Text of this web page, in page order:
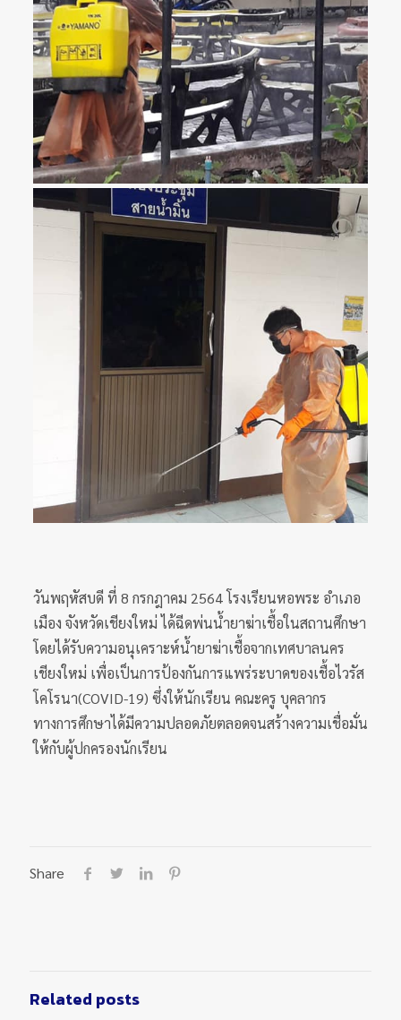
วันพฤหัสบดี ที่ 8 กรกฎาคม 2564 โรงเรียนหอพระ อำเภอ
เมือง จังหวัดเชียงใหม่ ได้ฉีดพ่นน้ำยาฆ่าเชื้อในสถานศึกษา
โดยได้รับความอนุเคราะห์น้ำยาฆ่าเชื้อจากเทศบาลนคร
เชียงใหม่ เพื่อเป็นการป้องกันการแพร่ระบาดของเชื้อไวรัส
โคโรนา(COVID-19) ซึ่งให้นักเรียน คณะครู บุคลากร
ทางการศึกษาได้มีความปลอดภัยตลอดจนสร้างความเชื่อมั่น
ให้กับผู้ปกครองนักเรียน
Share
Related posts